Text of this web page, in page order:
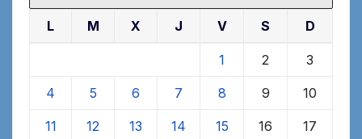
L M X J V S D
1 2 3
4 5 6 7 8 9 10
11 12 13 14 15 16 17